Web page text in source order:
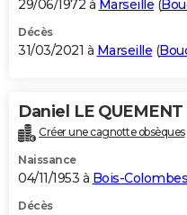
29/06/1972 à Marseille (
Décès
31/03/2021 à Marseille (
Daniel LE QUEMENT
Créer une cagnotte obsèques
Naissance
04/11/1953 à Bois-Colombes
Décès